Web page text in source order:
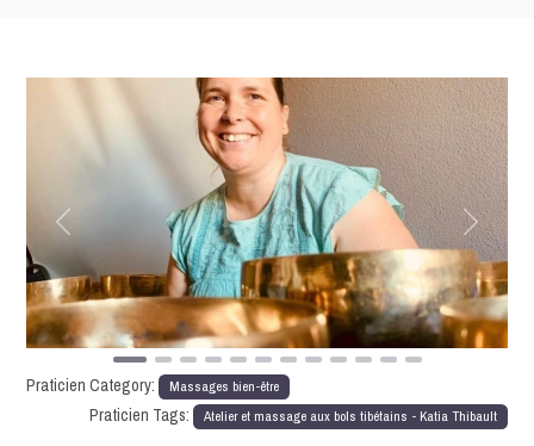
Précédent Suivant
Praticien Category: Massages bien-être
Praticien Tags: Atelier et massage aux bols tibétains - Katia Thibault